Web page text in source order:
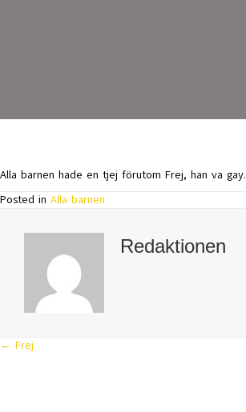
Alla barnen hade en tjej förutom Frej, han va gay.
Posted in Alla barnen
Redaktionen
Posts
← Frej